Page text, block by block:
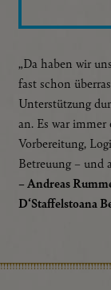
„Da haben wir
fast schon
Unterstützung
an. Es war immer
Vorbereitung,
Betreuung – und
– Andreas
D‘Staffelstoana